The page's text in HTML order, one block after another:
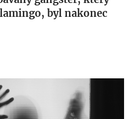
byl nakonec